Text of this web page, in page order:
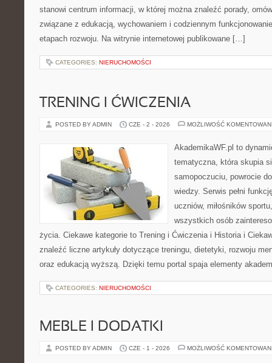
stanowi centrum informacji, w której można znaleźć porady,
związane z edukacją, wychowaniem i codziennym
etapach rozwoju. Na witrynie internetowej publikowane […]
CATEGORIES: NIERUCHOMOŚCI
TRENING I ĆWICZENIA
POSTED BY ADMIN CZE - 2 - 2026 MOŻLIWOŚĆ
AkademikaWF.pl to
tematyczna, która skupia
samopoczuciu, powrocie
wiedzy. Serwis pełni
uczniów, miłośników
wszystkich osób
życia. Ciekawe kategorie to Trening i Ćwiczenia i Historia i
znaleźć liczne artykuły dotyczące treningu, dietetyki, rozwoju
oraz edukacją wyższą. Dzięki temu portal spaja elementy
CATEGORIES: NIERUCHOMOŚCI
MEBLE I DODATKI
POSTED BY ADMIN CZE - 1 - 2026 MOŻLIWOŚĆ